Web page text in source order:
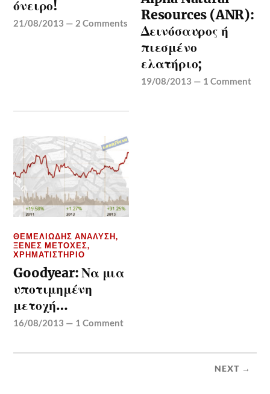
όνειρο!
21/08/2013 — 2 Comments
Resources (ANR):
Δεινόσαυρος ή
πιεσμένο
ελατήριο;
19/08/2013 — 1 Comment
ΘΕΜΕΛΙΏΔΗΣ ΑΝΆΛΥΣΗ,
ΞΈΝΕΣ ΜΕΤΟΧΈΣ,
ΧΡΗΜΑΤΙΣΤΉΡΙΟ
Goodyear: Να μια
υποτιμημένη
μετοχή…
16/08/2013 — 1 Comment
NEXT →